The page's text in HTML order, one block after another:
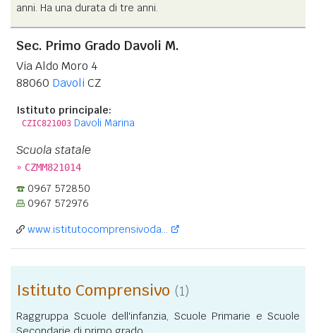
anni. Ha una durata di tre anni.
Sec. Primo Grado Davoli M.
Via Aldo Moro 4
88060 Davoli CZ
Istituto principale:
CZIC821003 Davoli Marina
Scuola statale
» CZMM821014
0967 572850
0967 572976
www.istitutocomprensivoda...
Istituto Comprensivo (1)
Raggruppa Scuole dell'infanzia, Scuole Primarie e Scuole